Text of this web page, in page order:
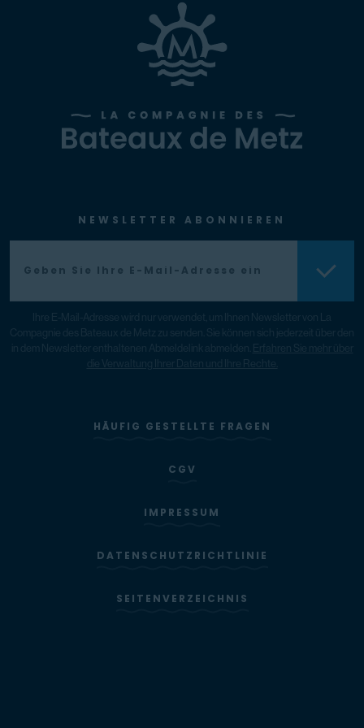
NEWSLETTER ABONNIEREN
HÄUFIG GESTELLTE FRAGEN
CGV
IMPRESSUM
DATENSCHUTZRICHTLINIE
SEITENVERZEICHNIS